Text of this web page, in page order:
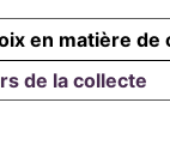
de la collecte
en matière de